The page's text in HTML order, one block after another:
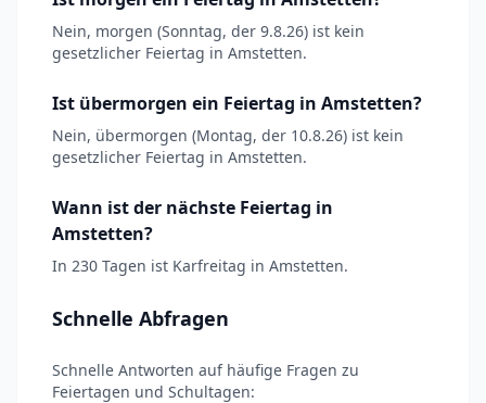
Nein, morgen (Sonntag, der 9.8.26) ist kein
gesetzlicher Feiertag in Amstetten.
Ist übermorgen ein Feiertag in Amstetten?
Nein, übermorgen (Montag, der 10.8.26) ist kein
gesetzlicher Feiertag in Amstetten.
Wann ist der nächste Feiertag in
Amstetten?
In 230 Tagen ist Karfreitag in Amstetten.
Schnelle Abfragen
Schnelle Antworten auf häufige Fragen zu
Feiertagen und Schultagen: